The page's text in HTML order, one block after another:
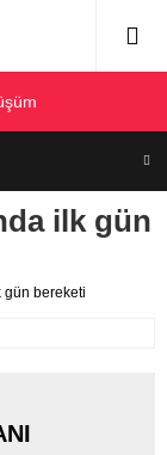
| Kars
ilk gün
gün bereketi